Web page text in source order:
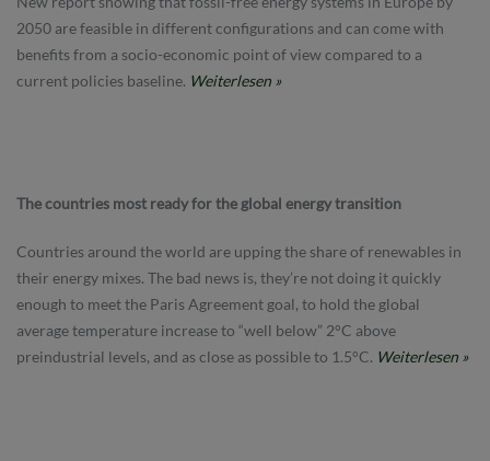
2050 are feasible in different configurations and can come with
benefits from a socio-economic point of view compared to a
current policies baseline. Weiterlesen »
The countries most ready for the global energy transition
Countries around the world are upping the share of renewables in
their energy mixes. The bad news is, they’re not doing it quickly
enough to meet the Paris Agreement goal, to hold the global
average temperature increase to “well below” 2°C above
preindustrial levels, and as close as possible to 1.5°C. Weiterlesen »